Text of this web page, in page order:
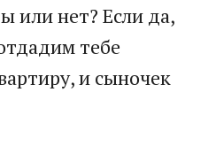
или нет? Если да,
тебе
и сыночек